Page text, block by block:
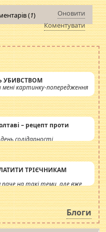
(1)
Оновити
Коментувати
УБИВСТВОМ
мені картинку-попередження
– рецепт проти
солідарності
ТРІЄЧНИКАМ
на такі теми, але вже
інсенуації
питання. Штучно
катастрофа.
Блоги